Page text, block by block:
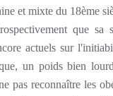
et mixte du 18ème
que sa
actuels sur
un poids bien
pas reconnaître les